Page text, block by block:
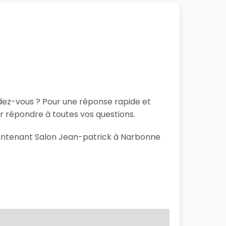
vous ? Pour une réponse rapide et
à toutes vos questions.
Salon Jean-patrick à Narbonne